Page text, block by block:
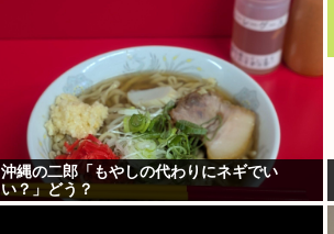
沖縄の二郎「もやしの代わりにネギでい
い？」どう？